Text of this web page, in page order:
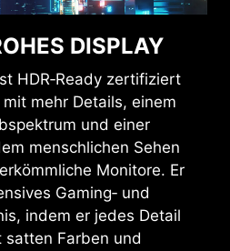
DISPLAY
HDR‑Ready zertifiziert
mehr Details, einem
und einer
menschlichen Sehen
Monitore. Er
Gaming‑ und
indem er jedes Detail
satten Farben und